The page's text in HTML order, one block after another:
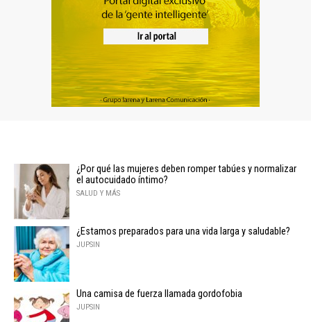
¿Por qué las mujeres deben romper tabúes y normalizar
el autocuidado íntimo?
SALUD Y MÁS
¿Estamos preparados para una vida larga y saludable?
JUPSIN
Una camisa de fuerza llamada gordofobia
JUPSIN